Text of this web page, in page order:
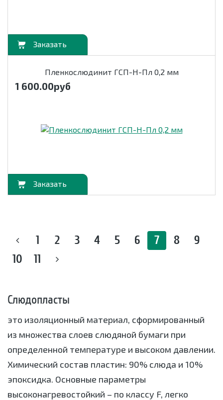
Пленкослюдинит ГСП-Н-Пл 0,2 мм
1 600.00руб
1 2 3 4 5 6 7 8
9
10
11
Слюдопласты
это изоляционный материал, сформированный
из множества слоев слюдяной бумаги при
определенной температуре и высоком давлении.
Химический состав пластин: 90% слюда и 10%
эпоксидка. Основные параметры
высоконагревостойкий – по классу F, легко